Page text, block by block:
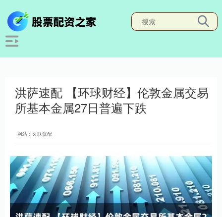
洪萨速配 【环球财经】伦敦金属交易
所基本金属27日普遍下跌
网站：久联优配